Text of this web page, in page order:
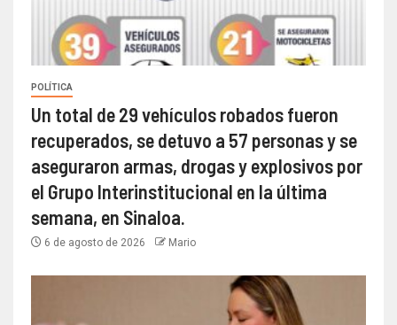
POLÍTICA
Un total de 29 vehículos robados fueron
recuperados, se detuvo a 57 personas y se
aseguraron armas, drogas y explosivos por
el Grupo Interinstitucional en la última
semana, en Sinaloa.
6 de agosto de 2026 Mario